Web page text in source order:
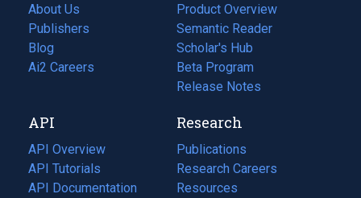
About Us
Publishers
Blog
(opens
in
tab)
Ai2 Careers
(opens
new
tab)
Product Overview
Semantic Reader
Scholar's Hub
Beta Program
Release Notes
API
API Overview
API Tutorials
API Documentation
(opens
Research
Publications
(opens
in
a
Research Careers
(opens
in
Resources
(opens